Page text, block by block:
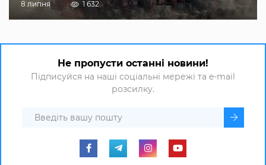
8 липня 1 632
Не пропусти останні новини!
Підписуйся на наші соціальні мережі та e-mail
розсилку.